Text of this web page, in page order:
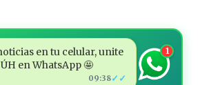
en tu celular, unite
en WhatsApp 🤩
09:38✓✓
1